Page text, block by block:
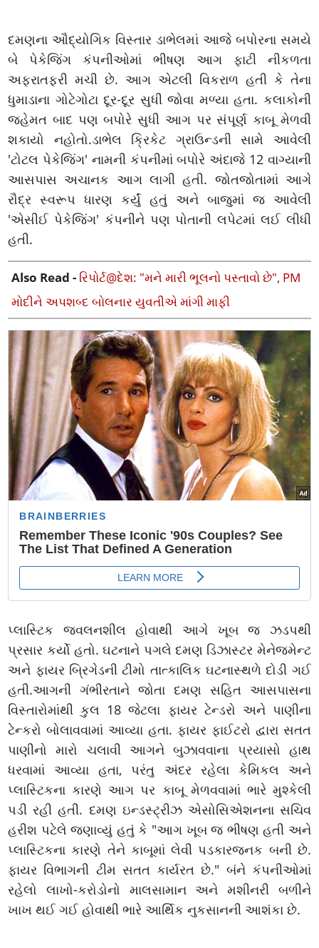
દમણના ઔદ્યોગિક વિસ્તાર ડાભેલમાં આજે બપોરના સમયે
બે પેકેજિંગ કંપનીઓમાં ભીષણ આગ ફાટી નીકળતા
અફરાતફરી મચી છે. આગ એટલી વિકરાળ હતી કે તેના
ધુમાડાના ગોટેગોટા દૂર-દૂર સુધી જોવા મળ્યા હતા. કલાકોની
જહેમત બાદ પણ બપોરે સુધી આગ પર સંપૂર્ણ કાબૂ મેળવી
શકાયો નહોતો.ડાભેલ ક્રિકેટ ગ્રાઉન્ડની સામે આવેલી
'ટોટલ પેકેજિંગ' નામની કંપનીમાં બપોરે અંદાજે 12 વાગ્યાની
આસપાસ અચાનક આગ લાગી હતી. જોતજોતામાં આગે
રૌદ્ર સ્વરૂપ ધારણ કર્યું હતું અને બાજુમાં જ આવેલી
'એસીઈ પેકેજિંગ' કંપનીને પણ પોતાની લપેટમાં લઈ લીધી
હતી.
Also Read - રિપોર્ટ@દેશ: "મને મારી ભૂલનો પસ્તાવો છે", PM
મોદીને અપશબ્દ બોલનાર યુવતીએ માંગી માફી
પ્લાસ્ટિક જ્વલનશીલ હોવાથી આગે ખૂબ જ ઝડપથી
પ્રસાર કર્યો હતો. ઘટનાને પગલે દમણ ડિઝાસ્ટર મેનેજમેન્ટ
અને ફાયર બ્રિગેડની ટીમો તાત્કાલિક ઘટનાસ્થળે દોડી ગઈ
હતી.આગની ગંભીરતાને જોતા દમણ સહિત આસપાસના
વિસ્તારોમાંથી કુલ 18 જેટલા ફાયર ટેન્ડરો અને પાણીના
ટેન્કરો બોલાવવામાં આવ્યા હતા. ફાયર ફાઈટરો દ્વારા સતત
પાણીનો મારો ચલાવી આગને બુઝાવવાના પ્રયાસો હાથ
ધરવામાં આવ્યા હતા, પરંતુ અંદર રહેલા કેમિકલ અને
પ્લાસ્ટિકના કારણે આગ પર કાબૂ મેળવવામાં ભારે મુશ્કેલી
પડી રહી હતી. દમણ ઇન્ડસ્ટ્રીઝ એસોસિએશનના સચિવ
હરીશ પટેલે જણાવ્યું હતું કે "આગ ખૂબ જ ભીષણ હતી અને
પ્લાસ્ટિકના કારણે તેને કાબૂમાં લેવી પડકારજનક બની છે.
ફાયર વિભાગની ટીમ સતત કાર્યરત છે." બંને કંપનીઓમાં
રહેલો લાખો-કરોડોનો માલસામાન અને મશીનરી બળીને
ખાખ થઈ ગઈ હોવાથી ભારે આર્થિક નુકસાનની આશંકા છે.